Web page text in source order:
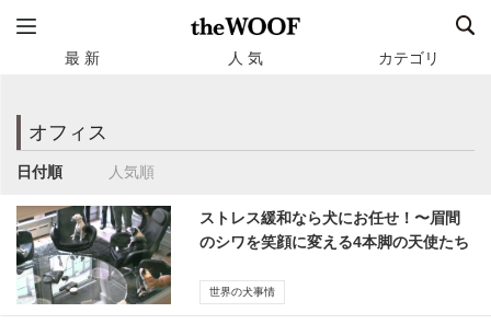
最 新 人 気 カテゴリ
オフィス
日付順 人気順
ストレス緩和なら犬にお任せ！〜眉間
のシワを笑顔に変える4本脚の天使たち
世界の犬事情